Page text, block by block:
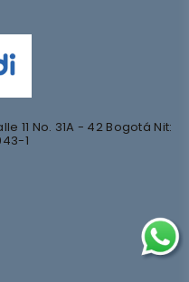
11 No. 31A - 42 Bogotá Nit:
1